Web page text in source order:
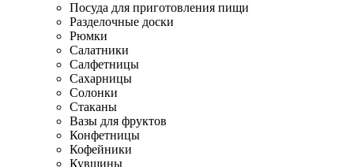
Посуда для приготовления пищи
Разделочные доски
Рюмки
Салатники
Салфетницы
Сахарницы
Солонки
Стаканы
Вазы для фруктов
Конфетницы
Кофейники
Кувшины